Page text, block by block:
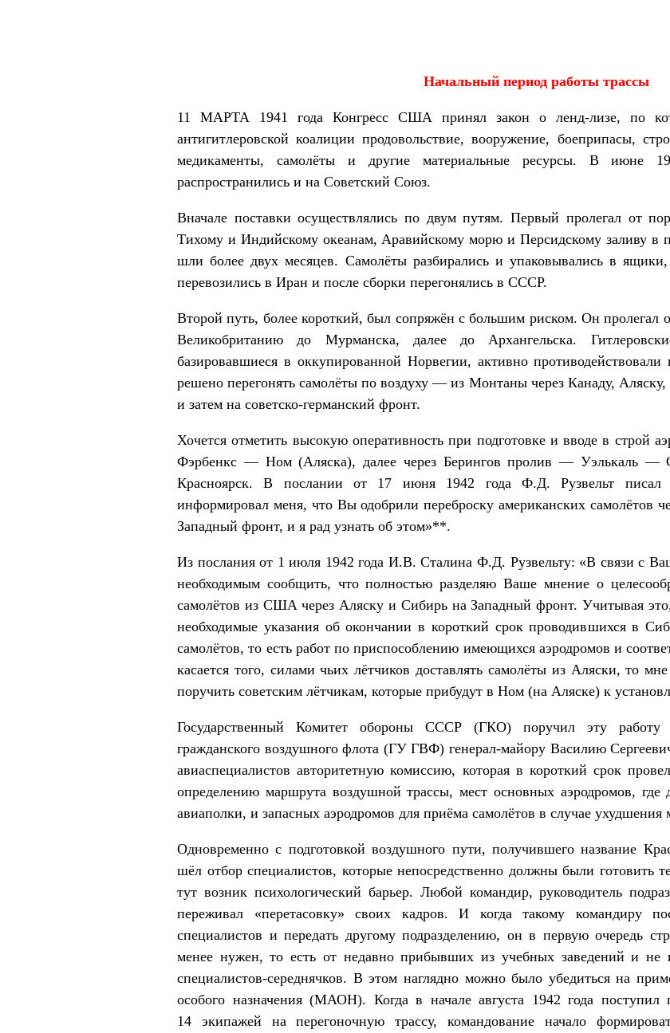
Начальный период работы трассы
11 МАРТА 1941 года Конгресс США принял закон о ленд-лизе, по
антигитлеровской коалиции продовольствие, вооружение, боеприпасы,
медикаменты, самолёты и другие материальные ресурсы. В июне
распространились и на Советский Союз.
Вначале поставки осуществлялись по двум путям. Первый пролегал от
Тихому и Индийскому океанам, Аравийскому морю и Персидскому заливу в
шли более двух месяцев. Самолёты разбирались и упаковывались в
перевозились в Иран и после сборки перегонялись в СССР.
Второй путь, более короткий, был сопряжён с большим риском. Он пролегал
Великобританию до Мурманска, далее до Архангельска.
базировавшиеся в оккупированной Норвегии, активно
решено перегонять самолёты по воздуху ― из Монтаны через Канаду,
и затем на советско-германский фронт.
Хочется отметить высокую оперативность при подготовке и вводе в строй
Фэрбенкс — Ном (Аляска), далее через Берингов пролив —
Красноярск. В послании от 17 июня 1942 года Ф.Д. Рузвельт
информировал меня, что Вы одобрили переброску американских самолётов
Западный фронт, и я рад узнать об этом»**.
Из послания от 1 июля 1942 года И.В. Сталина Ф.Д. Рузвельту: «В связи с
необходимым сообщить, что полностью разделяю Ваше мнение о
самолётов из США через Аляску и Сибирь на Западный фронт. Учитывая
необходимые указания об окончании в короткий срок проводившихся в
самолётов, то есть работ по приспособлению имеющихся аэродромов и
касается того, силами чьих лётчиков доставлять самолёты из Аляски, то
поручить советским лётчикам, которые прибудут в Ном (на Аляске) к
Государственный Комитет обороны СССР (ГКО) поручил эту работу
гражданского воздушного флота (ГУ ГВФ) генерал-майору Василию
авиаспециалистов авторитетную комиссию, которая в короткий срок
определению маршрута воздушной трассы, мест основных аэродромов, где
авиаполки, и запасных аэродромов для приёма самолётов в случае ухудшения
Одновременно с подготовкой воздушного пути, получившего название
шёл отбор специалистов, которые непосредственно должны были готовить
тут возник психологический барьер. Любой командир, руководитель
переживал «перетасовку» своих кадров. И когда такому командиру
специалистов и передать другому подразделению, он в первую очередь
менее нужен, то есть от недавно прибывших из учебных заведений и не
специалистов-середнячков. В этом наглядно можно было убедиться на
особого назначения (МАОН). Когда в начале августа 1942 года
14 экипажей на перегоночную трассу, командование начало